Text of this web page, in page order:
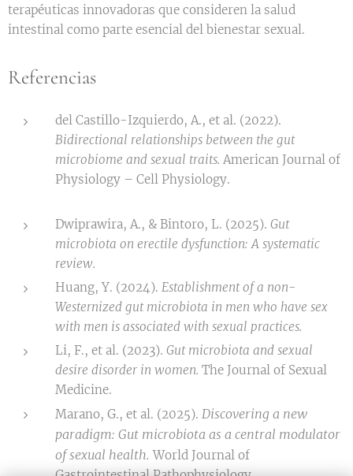
terapéuticas innovadoras que consideren la salud
intestinal como parte esencial del bienestar sexual.
Referencias
del Castillo-Izquierdo, A., et al. (2022).
Bidirectional relationships between the gut
microbiome and sexual traits. American Journal of
Physiology – Cell Physiology.
Dwiprawira, A., & Bintoro, L. (2025). Gut
microbiota on erectile dysfunction: A systematic
review.
Huang, Y. (2024). Establishment of a non-
Westernized gut microbiota in men who have sex
with men is associated with sexual practices.
Li, F., et al. (2023). Gut microbiota and sexual
desire disorder in women. The Journal of Sexual
Medicine.
Marano, G., et al. (2025). Discovering a new
paradigm: Gut microbiota as a central modulator
of sexual health. World Journal of